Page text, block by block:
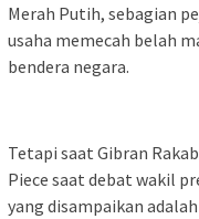
Merah Putih, sebagian
usaha memecah belah
bendera negara.
Tetapi saat Gibran
Piece saat debat wakil
yang disampaikan